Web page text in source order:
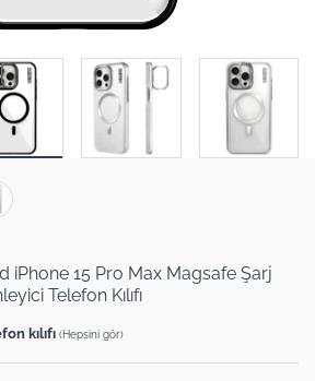
iPhone 15 Pro Max Magsafe Şarj
Telefon Kılıfı
kılıfı (Hepsini gör)